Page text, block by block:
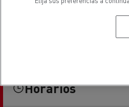
Horarios